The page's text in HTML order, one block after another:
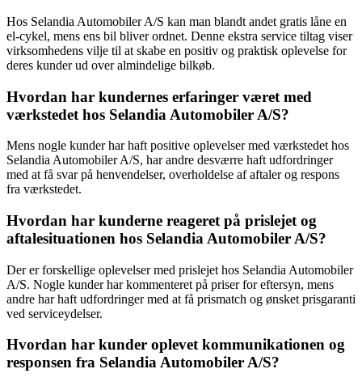
Hos Selandia Automobiler A/S kan man blandt andet gratis låne en
el-cykel, mens ens bil bliver ordnet. Denne ekstra service tiltag viser
virksomhedens vilje til at skabe en positiv og praktisk oplevelse for
deres kunder ud over almindelige bilkøb.
Hvordan har kundernes erfaringer været med
værkstedet hos Selandia Automobiler A/S?
Mens nogle kunder har haft positive oplevelser med værkstedet hos
Selandia Automobiler A/S, har andre desværre haft udfordringer
med at få svar på henvendelser, overholdelse af aftaler og respons
fra værkstedet.
Hvordan har kunderne reageret på prislejet og
aftalesituationen hos Selandia Automobiler A/S?
Der er forskellige oplevelser med prislejet hos Selandia Automobiler
A/S. Nogle kunder har kommenteret på priser for eftersyn, mens
andre har haft udfordringer med at få prismatch og ønsket prisgaranti
ved serviceydelser.
Hvordan har kunder oplevet kommunikationen og
responsen fra Selandia Automobiler A/S?